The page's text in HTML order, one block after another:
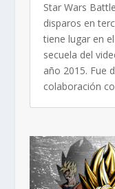
Star Wars
disparos en
tiene lugar en
secuela del
año 2015. Fue
colaboración